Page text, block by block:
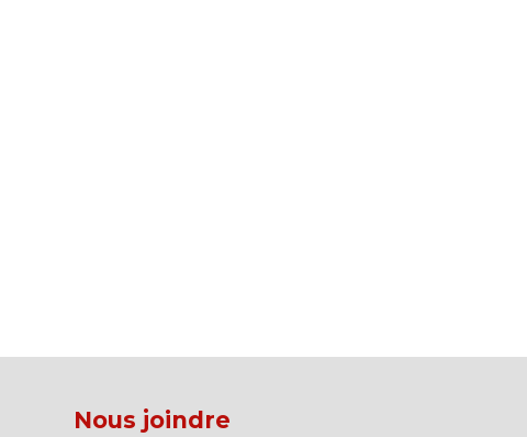
Nous joindre